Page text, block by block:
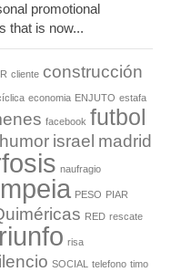
promotional
that is now...
cliente construcción
economia ENJUTO estafa
facebook futbol
humor israel madrid
naufragio
PESO PIAR
RED rescate
risa
SOCIAL telefono timo